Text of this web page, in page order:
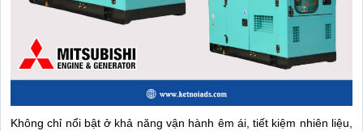
Không chỉ nổi bật ở khả năng vận hành êm ái, tiết kiệm nhiên liệu,